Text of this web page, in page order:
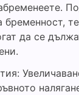
бременност,
да се